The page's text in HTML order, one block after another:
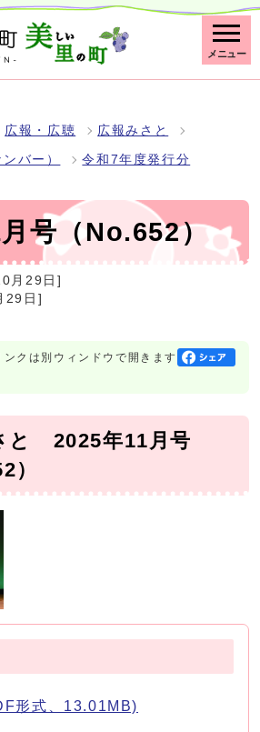
メニュー
広報・広聴 広報みさと
バー） 令和7年度発行分
号（No.652）
月29日]
29日]
クは別ウィンドウで開きます
と 2025年11月号
）
形式、13.01MB)